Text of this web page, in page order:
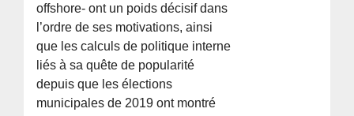
offshore- ont un poids décisif dans
l’ordre de ses motivations, ainsi
que les calculs de politique interne
liés à sa quête de popularité
depuis que les élections
municipales de 2019 ont montré